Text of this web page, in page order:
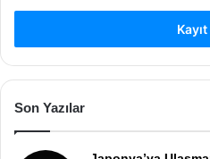
Son Yazılar